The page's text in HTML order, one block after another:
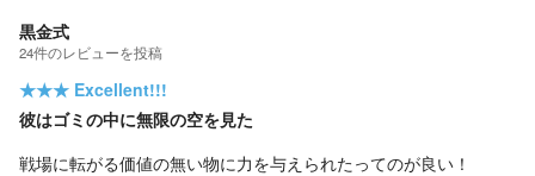
黒金式
24件のレビューを投稿
★★★ Excellent!!!
彼はゴミの中に無限の空を見た
戦場に転がる価値の無い物に力を与えられたってのが良い！